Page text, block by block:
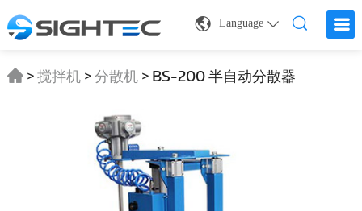
Language
>搅拌机>分散机> BS-200 半自动分散器